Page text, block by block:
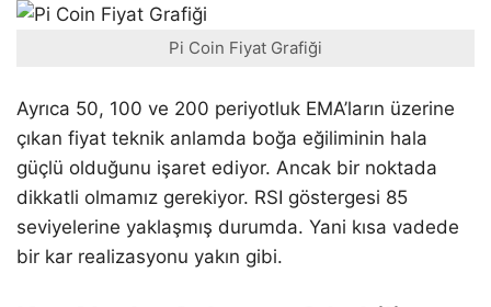
Pi Coin Fiyat Grafiği
Ayrıca 50, 100 ve 200 periyotluk EMA’ların üzerine
çıkan fiyat teknik anlamda boğa eğiliminin hala
güçlü olduğunu işaret ediyor. Ancak bir noktada
dikkatli olmamız gerekiyor. RSI göstergesi 85
seviyelerine yaklaşmış durumda. Yani kısa vadede
bir kar realizasyonu yakın gibi.